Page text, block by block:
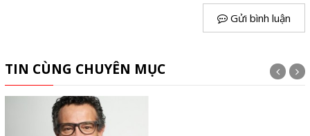
Gửi bình luận
TIN CÙNG CHUYÊN MỤC